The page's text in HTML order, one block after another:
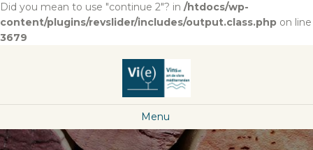
Did you mean to use "continue 2"? in /htdocs/wp-
content/plugins/revslider/includes/output.class.php on line
3679
Menu